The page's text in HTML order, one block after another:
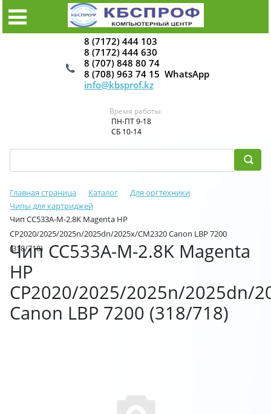
8 (7172) 444 103
8 (7172) 444 630
8 (707) 848 80 74
8 (708) 963 74 15 WhatsApp
info@kbsprof.kz
Время работы:
ПН-ПТ 9-18
СБ 10-14
Главная страница Каталог
Для оргтехники
Чипы для картриджей
Чип CC533A-M-2.8K Magenta HP
CP2020/2025/2025n/2025dn/2025x/CM2320 Canon LBP 7200
(318/718)
Чип CC533A-M-2.8K Magenta
HP
CP2020/2025/2025n/2025dn/
Canon LBP 7200 (318/718)